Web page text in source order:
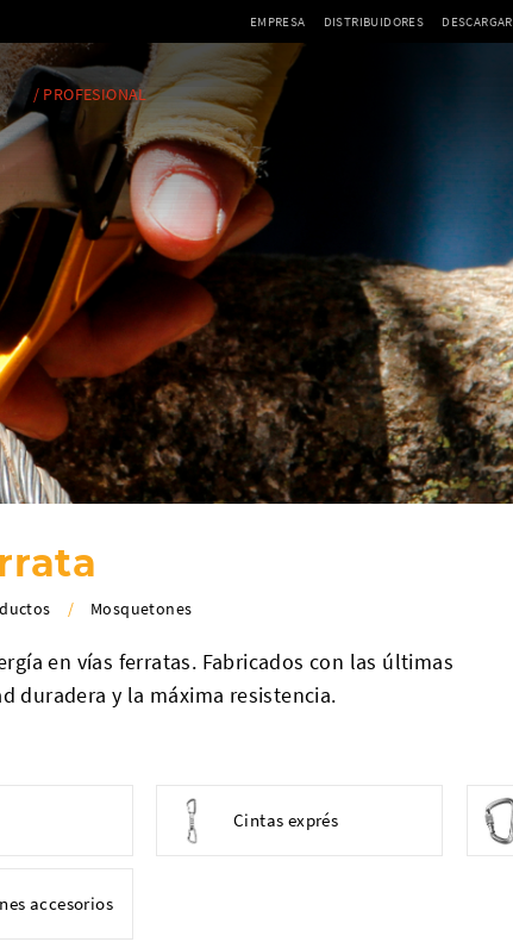
/ PROFESIONAL
EMPRESA DISTRIBUIDORES DESCARGAR
/ Mosquetones
en vías ferratas. Fabricados con las últimas
duradera y la máxima resistencia.
Cintas exprés
accesorios